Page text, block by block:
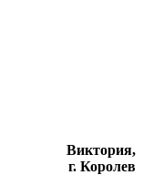
Виктория,
г. Королев